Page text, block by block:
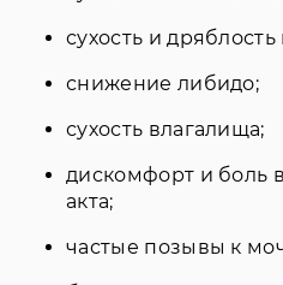
сухость и
снижение либидо;
сухость влагалища;
дискомфорт и боль
акта;
частые позывы к